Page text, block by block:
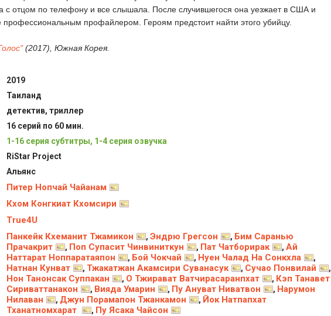
с отцом по телефону и все слышала. После случившегося она уезжает в США и
профессиональным профайлером. Героям предстоит найти этого убийцу.
(2017), Южная Корея.
2019
Таиланд
детектив, триллер
16 серий по 60 мин.
1-16 серия субтитры, 1-4 серия озвучка
RiStar Project
Альянс
Питер Нопчай Чайанам
Кхом Конгкиат Кхомсири
True4U
Панкейк Кхеманит Тжамикон , Эндрю Грегсон , Бим Саранью
Прачакрит
, Поп Супасит Чинвиниткун , Пат Чатборирак , Ай
Наттарат Ноппаратаяпон
, Бой Чокчай , Нуен Чалад На Сонкхла ,
Натнан Кунват , Тжакатжан Акамсири Суванасук , Сучао Понвилай ,
Нон Танонсак Суппакан , О Тжирават Ватчирасаранпхат , Кэп Танавет
Сириваттанакон
, Вияда Умарин , Пу Ануват Ниватвон , Нарумон
Нилаван
, Джун Порамапон Тжанкамон , Йок Натпапхат
Тханатномхарат
, Пу Ясака Чайсон